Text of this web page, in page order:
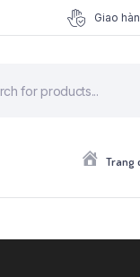
Giao
Trang